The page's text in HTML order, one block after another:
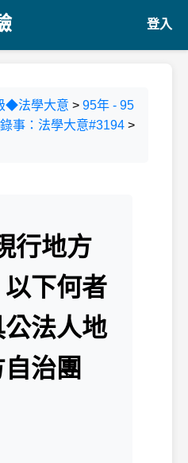
登入
◆法學大意 > 95年 - 95
事：法學大意#3194 >
行地方
下何者
法人地
治團